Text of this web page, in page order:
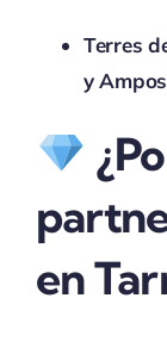
Terres
y
en